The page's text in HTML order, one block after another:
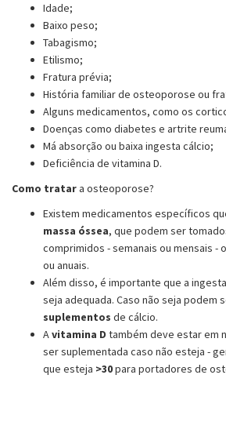
Idade;
Baixo peso;
Tabagismo;
Etilismo;
Fratura prévia;
História familiar de osteoporose ou
Alguns medicamentos, como os
Doenças como diabetes e artrite
Má absorção ou baixa ingesta cálcio;
Deficiência de vitamina D.
Como tratara osteoporose?
Existem medicamentos específicos
massa óssea, que podem ser
comprimidos - semanais ou mensais -
ou anuais.
Além disso, é importante que a
seja adequada. Caso não seja podem
suplementos de cálcio.
Avitamina D também deve estar em
ser suplementada caso não esteja -
que esteja >30para portadores de